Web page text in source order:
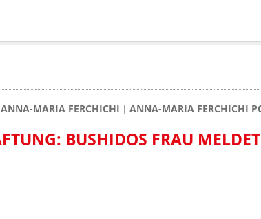
ANNA-MARIA FERCHICHI ANNA-MARIA FERCHICHI
BUSHIDOS FRAU